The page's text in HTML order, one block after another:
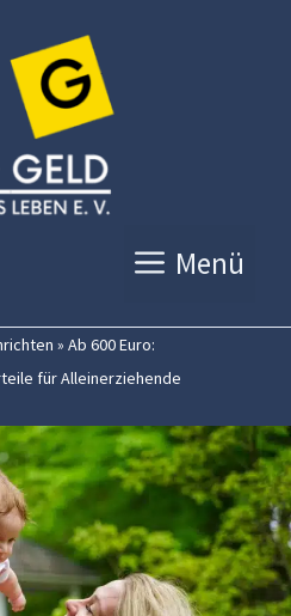
Menü
» Ab 600 Euro:
für Alleinerziehende